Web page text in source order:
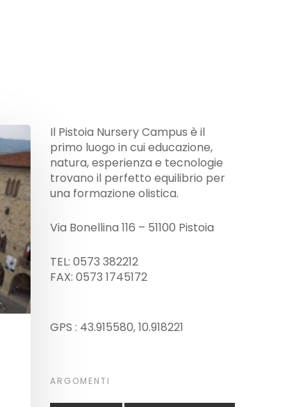
Il Pistoia Nursery Campus è il
primo luogo in cui educazione,
natura, esperienza e tecnologie
trovano il perfetto equilibrio per
una formazione olistica.
Via Bonellina 116 – 51100 Pistoia
TEL: 0573 382212
FAX: 0573 1745172
GPS : 43.915580, 10.918221
ARGOMENTI